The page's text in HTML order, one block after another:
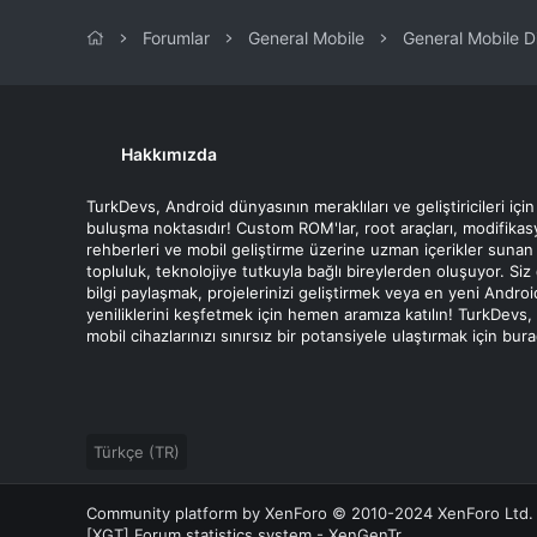
Forumlar General Mobile General Mobile
Hakkımızda
TurkDevs, Android dünyasının meraklıları ve geliştiricileri
buluşma noktasıdır! Custom ROM'lar, root araçları,
rehberleri ve mobil geliştirme üzerine uzman içerikler sunan
topluluk, teknolojiye tutkuyla bağlı bireylerden oluşuyor. Siz
bilgi paylaşmak, projelerinizi geliştirmek veya en yeni
yeniliklerini keşfetmek için hemen aramıza katılın! TurkDevs,
mobil cihazlarınızı sınırsız bir potansiyele ulaştırmak için
Türkçe (TR)
Community platform by XenForo © 2010-2024 XenForo Ltd.